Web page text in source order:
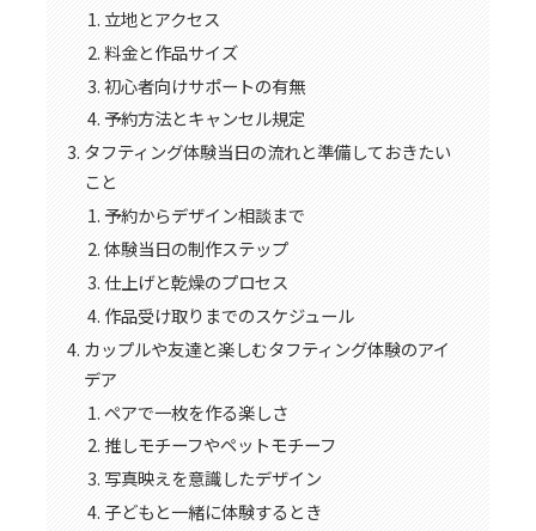
立地とアクセス
料金と作品サイズ
初心者向けサポートの有無
予約方法とキャンセル規定
タフティング体験当日の流れと準備しておきたい
こと
予約からデザイン相談まで
体験当日の制作ステップ
仕上げと乾燥のプロセス
作品受け取りまでのスケジュール
カップルや友達と楽しむタフティング体験のアイ
デア
ペアで一枚を作る楽しさ
推しモチーフやペットモチーフ
写真映えを意識したデザイン
子どもと一緒に体験するとき